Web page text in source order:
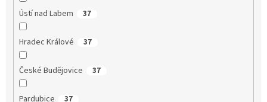
Ústí nad Labem 37
Hradec Králové 37
České Budějovice 37
Pardubice 37